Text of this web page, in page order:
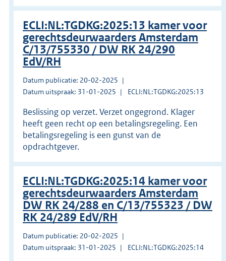
ECLI:NL:TGDKG:2025:13 kamer voor
gerechtsdeurwaarders Amsterdam
C/13/755330 / DW RK 24/290
EdV/RH
Datum publicatie: 20-02-2025
Datum uitspraak: 31-01-2025
ECLI:NL:TGDKG:2025:13
Beslissing op verzet. Verzet ongegrond. Klager
heeft geen recht op een betalingsregeling. Een
betalingsregeling is een gunst van de
opdrachtgever.
ECLI:NL:TGDKG:2025:14 kamer voor
gerechtsdeurwaarders Amsterdam
DW RK 24/288 en C/13/755323 / DW
RK 24/289 EdV/RH
Datum publicatie: 20-02-2025
Datum uitspraak: 31-01-2025
ECLI:NL:TGDKG:2025:14